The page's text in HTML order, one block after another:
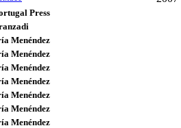
Press
Menéndez
Menéndez
Menéndez
Menéndez
Menéndez
Menéndez
Menéndez